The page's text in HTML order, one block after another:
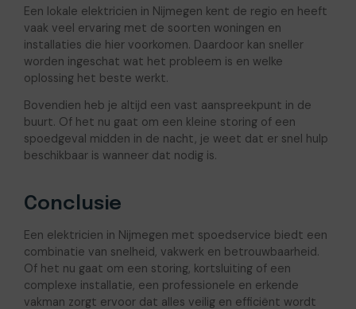
Een lokale elektricien in Nijmegen kent de regio en heeft
vaak veel ervaring met de soorten woningen en
installaties die hier voorkomen. Daardoor kan sneller
worden ingeschat wat het probleem is en welke
oplossing het beste werkt.
Bovendien heb je altijd een vast aanspreekpunt in de
buurt. Of het nu gaat om een kleine storing of een
spoedgeval midden in de nacht, je weet dat er snel hulp
beschikbaar is wanneer dat nodig is.
Conclusie
Een elektricien in Nijmegen met spoedservice biedt een
combinatie van snelheid, vakwerk en betrouwbaarheid.
Of het nu gaat om een storing, kortsluiting of een
complexe installatie, een professionele en erkende
vakman zorgt ervoor dat alles veilig en efficiënt wordt